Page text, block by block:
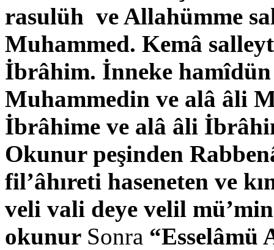
rasulüh ve Allahümme
Muhammed. Kemâ
İbrâhim. İnneke
Muhammedin ve alâ âli
İbrâhime ve alâ âli
Okunur peşinden
fil’âhıreti haseneten ve
veli vali deye velil
okunur Sonra “Esselâmü